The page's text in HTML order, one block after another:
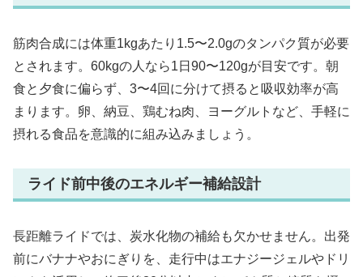
筋肉合成には体重1kgあたり1.5〜2.0gのタンパク質が必要
とされます。60kgの人なら1日90〜120gが目安です。朝
食と夕食に偏らず、3〜4回に分けて摂ると吸収効率が高
まります。卵、納豆、鶏むね肉、ヨーグルトなど、手軽に
摂れる食品を意識的に組み込みましょう。
ライド前中後のエネルギー補給設計
長距離ライドでは、炭水化物の補給も欠かせません。出発
前にバナナやおにぎりを、走行中はエナジージェルやドリ